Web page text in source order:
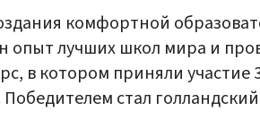
комфортной
опыт лучших школ мира и
в котором приняли участие
стал